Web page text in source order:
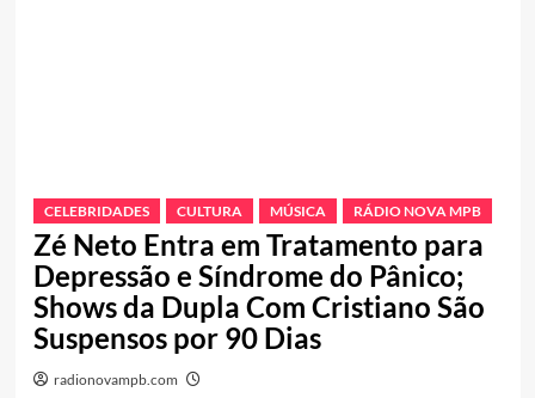
CELEBRIDADES CULTURA MÚSICA RÁDIO NOVA MPB
Zé Neto Entra em Tratamento para
Depressão e Síndrome do Pânico;
Shows da Dupla Com Cristiano São
Suspensos por 90 Dias
radionovampb.com